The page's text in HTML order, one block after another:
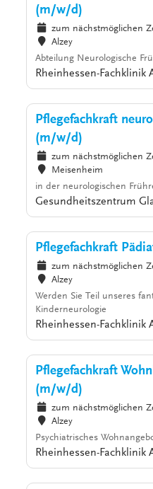
(m/w/d)
zum nächstmöglichen
Alzey
Abteilung Neurologische
Rheinhessen-Fachklinik
Pflegefachkraft
(m/w/d)
zum nächstmöglichen
Meisenheim
in der neurologischen
Gesundheitszentrum
Pflegefachkraft
zum nächstmöglichen
Alzey
Werden Sie Teil unseres
Kinderneurologie
Rheinhessen-Fachklinik
Pflegefachkraft
(m/w/d)
zum nächstmöglichen
Alzey
Psychiatrisches
Rheinhessen-Fachklinik